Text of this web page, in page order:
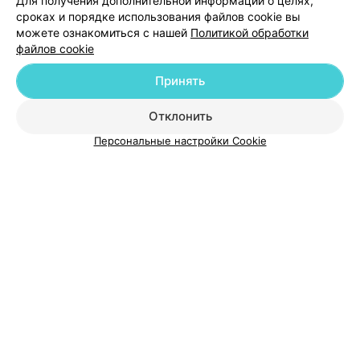
обслуживание, такое и качество.
Добавить компанию
Добавить специалиста
сроках и порядке использования файлов cookie вы
можете ознакомиться с нашей Политикой обработки
файлов cookie
Отклонить
Принять
Персональные настройки Cookie